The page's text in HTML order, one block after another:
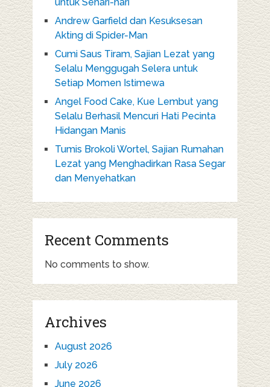
untuk Sehari-hari
Andrew Garfield dan Kesuksesan
Akting di Spider-Man
Cumi Saus Tiram, Sajian Lezat yang
Selalu Menggugah Selera untuk
Setiap Momen Istimewa
Angel Food Cake, Kue Lembut yang
Selalu Berhasil Mencuri Hati Pecinta
Hidangan Manis
Tumis Brokoli Wortel, Sajian Rumahan
Lezat yang Menghadirkan Rasa Segar
dan Menyehatkan
Recent Comments
No comments to show.
Archives
August 2026
July 2026
June 2026